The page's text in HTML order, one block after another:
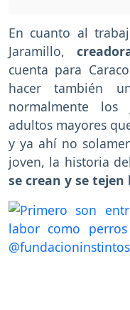
En cuanto al
Jaramillo,
cuenta para
hacer también
normalmente los
adultos mayores
y ya ahí no
joven, la historia
se crean y se